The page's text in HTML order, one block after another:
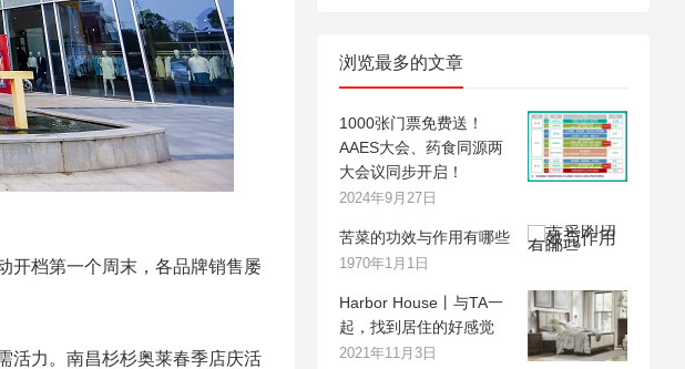
档第一个周末，各品牌销售屡
活力。南昌杉杉奥莱春季店庆活
浏览最多的文章
1000张门票免费送！
AAES大会、药食同源两
大会议同步开启！
2024年9月27日
苦菜的功效与作用有哪些
1970年1月1日
Harbor House丨与TA一
起，找到居住的好感觉
2021年11月3日